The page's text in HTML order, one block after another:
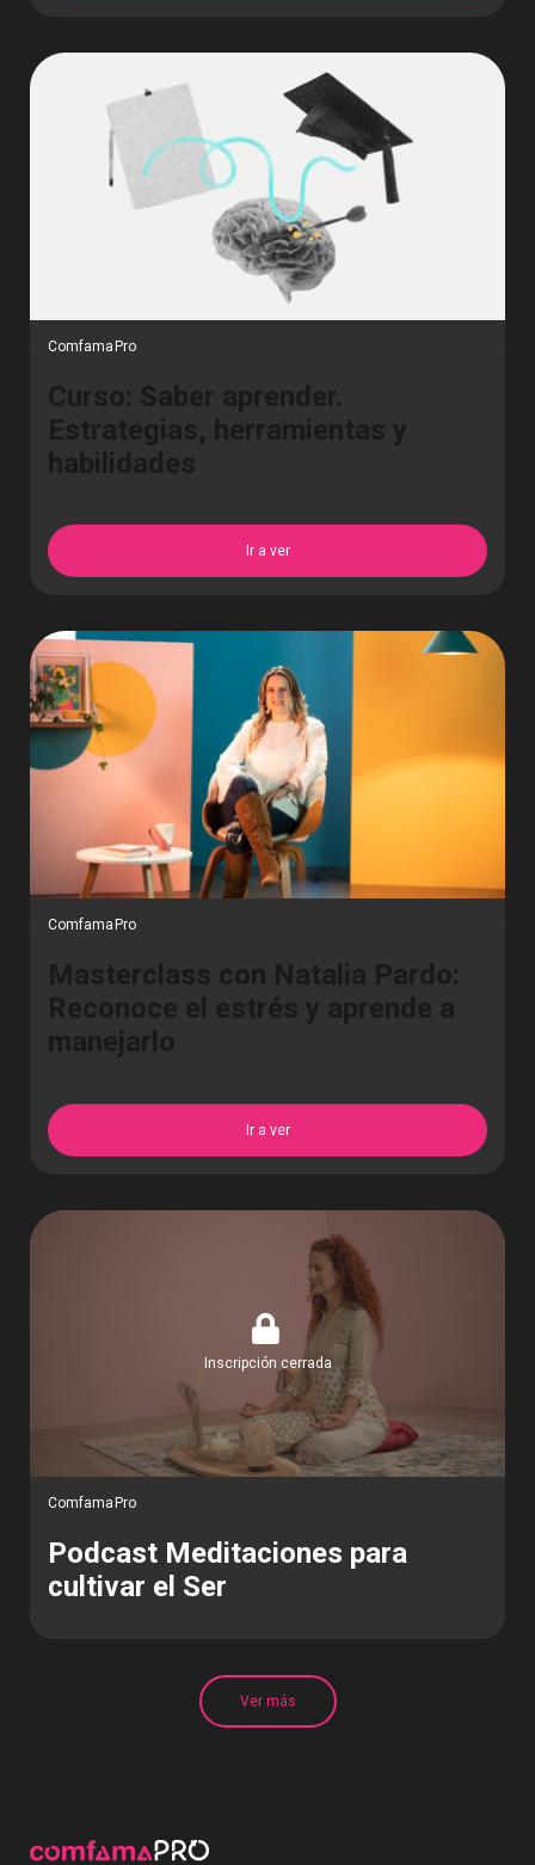
ComfamaPro
Curso: Saber aprender.
Estrategias, herramientas y
habilidades
Ir a ver
ComfamaPro
Masterclass con Natalia Pardo:
Reconoce el estrés y aprende a
manejarlo
Ir a ver
Inscripción cerrada
ComfamaPro
Podcast Meditaciones para
cultivar el Ser
Ver más